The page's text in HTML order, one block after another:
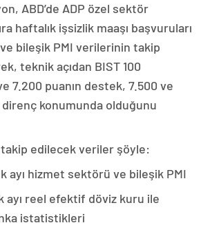
ABD’de ADP özel sektör
haftalık işsizlik maaşı başvuruları
bileşik PMI verilerinin takip
teknik açıdan BIST 100
7.200 puanın destek, 7.500 ve
konumunda olduğunu
edilecek veriler şöyle:
ayı hizmet sektörü ve bileşik PMI
ayı reel efektif döviz kuru ile
istatistikleri